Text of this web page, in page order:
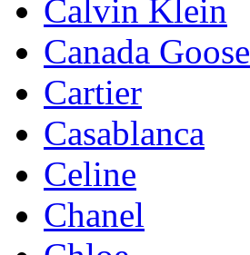
Calvin Klein
Canada Goose
Cartier
Casablanca
Celine
Chanel